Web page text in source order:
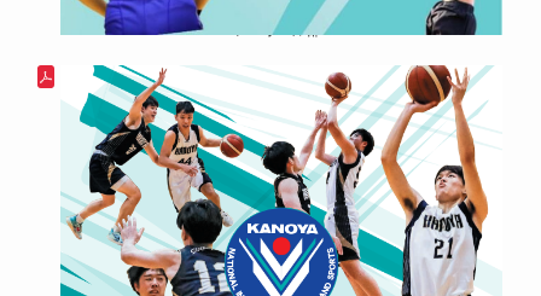
バレーボール部